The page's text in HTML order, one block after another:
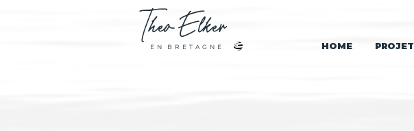
TheoElker
E N B R E T A G N E HOME PROJET